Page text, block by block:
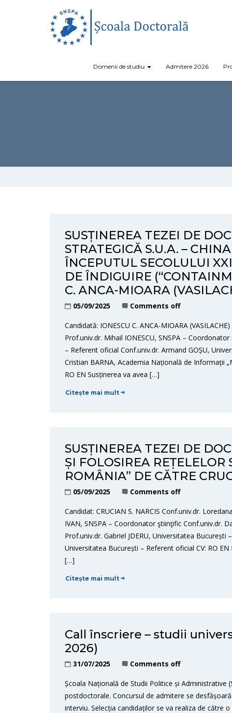
Domenii de studiu Admitere 2026
SUSȚINEREA TEZEI DE
STRATEGICĂ S.U.A. –
ÎNCEPUTUL SECOLULUI
DE ÎNDIGUIRE
C. ANCA-MIOARA
05/09/2025 Comments off
Candidată: IONESCU C. ANCA-MIOARA
Prof.univ.dr. Mihail IONESCU, SNSPA –
– Referent oficial Conf.univ.dr. Armand GOȘU,
Cristian BARNA, Academia Națională de Informații
RO EN Susținerea va avea […]
Citește mai mult
SUSȚINEREA TEZEI DE
ȘI FOLOSIREA
ROMÂNIA” DE CĂTRE
05/09/2025 Comments off
Candidat: CRUCIAN S. NARCIS Conf.univ.dr.
IVAN, SNSPA – Coordonator ştiinţific Conf.univ.dr.
Prof.univ.dr. Gabriel JDERU, Universitatea
Universitatea București – Referent oficial CV: RO
[…]
Citește mai mult
Call înscriere – studii
2026)
31/07/2025 Comments off
Școala Națională de Studii Politice și Administrative
postdoctorale. Concursul de admitere se
interviu. Selecția candidaților se va realiza de către